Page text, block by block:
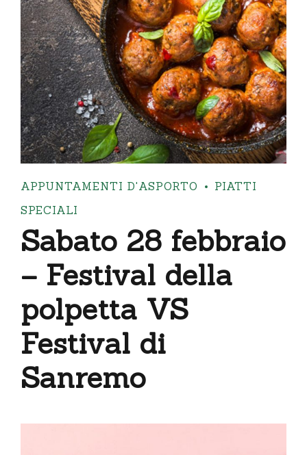
APPUNTAMENTI D'ASPORTO
PIATTI
SPECIALI
Sabato 28 febbraio
– Festival della
polpetta VS
Festival di
Sanremo